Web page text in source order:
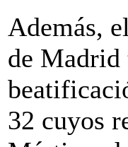
Además,
de Madrid
32 cuyos